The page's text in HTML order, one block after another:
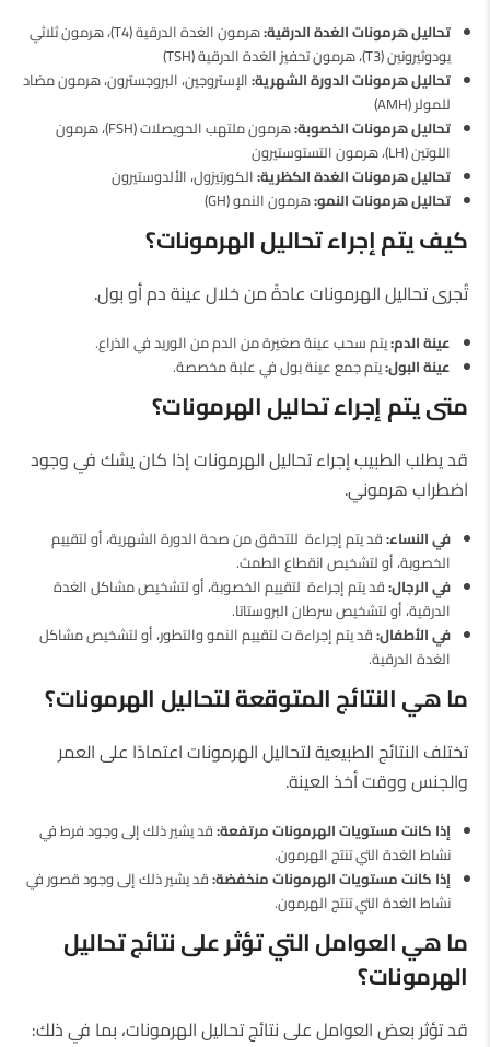
تحاليل هرمونات الغدة الدرقية:
هرمون الغدة الدرقية (T4)، هرمون ثلاثي
يودوثيرونين (T3)، هرمون تحفيز الغدة الدرقية (TSH)
تحاليل هرمونات الدورة الشهرية:الإستروجين، البروجسترون، هرمون مضاد
للمولر (AMH)
تحاليل هرمونات الخصوبة:
هرمون ملتهب الحويصلات (FSH)، هرمون
اللوتين (LH)، هرمون التستوستيرون
تحاليل هرمونات الغدة الكظرية:الكورتيزول، الألدوستيرون
تحاليل هرمونات النمو:هرمون النمو (GH)
كيف يتم إجراء تحاليل الهرمونات؟
تُجرى تحاليل الهرمونات عادةً من خلال عينة دم أو بول.
عينة الدم:يتم سحب عينة صغيرة من الدم من الوريد في الذراع.
عينة البول:يتم جمع عينة بول في علبة مخصصة.
متى يتم إجراء تحاليل الهرمونات؟
قد يطلب الطبيب إجراء تحاليل الهرمونات إذا كان يشك في وجود
اضطراب هرموني.
في النساء:قد يتم إجراءة للتحقق من صحة الدورة الشهرية، أو لتقييم
الخصوبة، أو لتشخيص انقطاع الطمث.
في الرجال:قد يتم إجراءة لتقييم الخصوبة، أو لتشخيص مشاكل الغدة
الدرقية، أو لتشخيص سرطان البروستاتا.
في الأطفال:قد يتم إجراءة ت لتقييم النمو والتطور، أو لتشخيص مشاكل
الغدة الدرقية.
ما هي النتائج المتوقعة لتحاليل الهرمونات؟
تختلف النتائج الطبيعية لتحاليل الهرمونات اعتمادًا على العمر
والجنس ووقت أخذ العينة.
إذا كانت مستويات الهرمونات مرتفعة:قد يشير ذلك إلى وجود فرط في
نشاط الغدة التي تنتج الهرمون.
إذا كانت مستويات الهرمونات منخفضة:قد يشير ذلك إلى وجود قصور في
نشاط الغدة التي تنتج الهرمون.
ما هي العوامل التي تؤثر على نتائج تحاليل
الهرمونات؟
قد تؤثر بعض العوامل على نتائج تحاليل الهرمونات، بما في ذلك: